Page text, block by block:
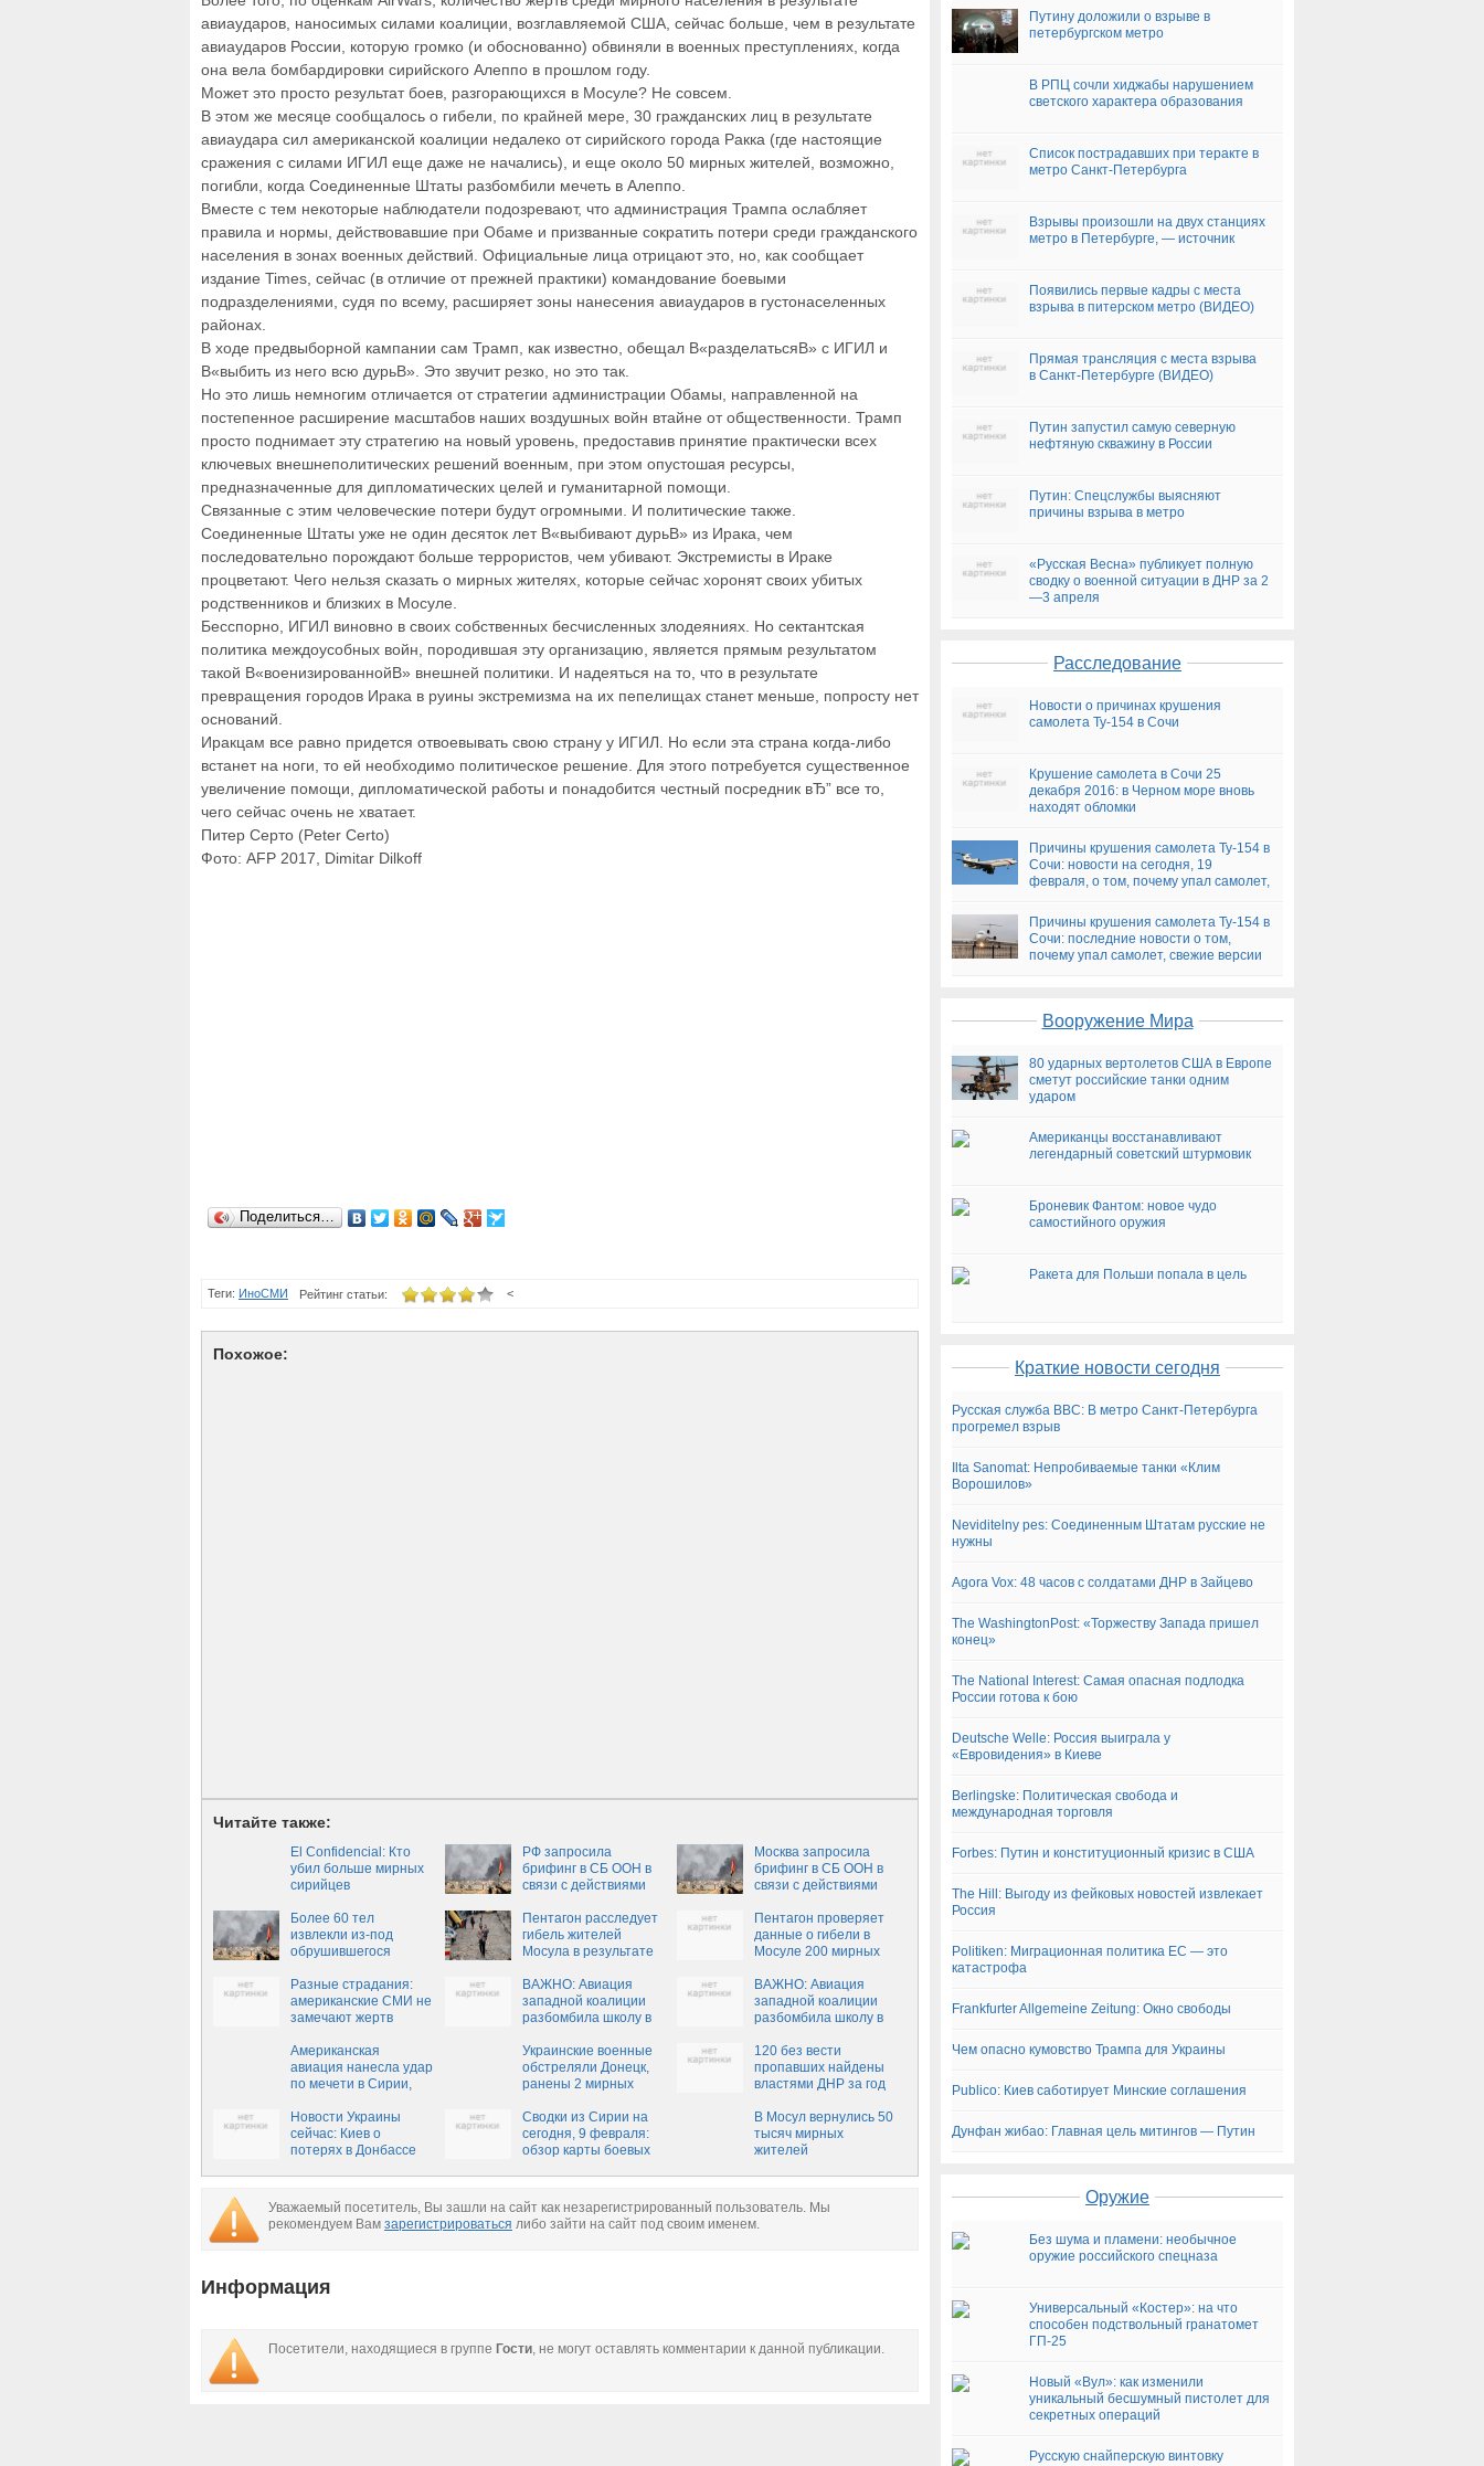
авиаударов, наносимых силами коалиции, возглавляемой США, сейчас больше, чем в результате
авиаударов России, которую громко (и обоснованно) обвиняли в военных преступлениях, когда
она вела бомбардировки сирийского Алеппо в прошлом году.
Может это просто результат боев, разгорающихся в Мосуле? Не совсем.
В этом же месяце сообщалось о гибели, по крайней мере, 30 гражданских лиц в результате
авиаудара сил американской коалиции недалеко от сирийского города Ракка (где настоящие
сражения с силами ИГИЛ еще даже не начались), и еще около 50 мирных жителей, возможно,
погибли, когда Соединенные Штаты разбомбили мечеть в Алеппо.
Вместе с тем некоторые наблюдатели подозревают, что администрация Трампа ослабляет
правила и нормы, действовавшие при Обаме и призванные сократить потери среди гражданского
населения в зонах военных действий. Официальные лица отрицают это, но, как сообщает
издание Times, сейчас (в отличие от прежней практики) командование боевыми
подразделениями, судя по всему, расширяет зоны нанесения авиаударов в густонаселенных
районах.
В ходе предвыборной кампании сам Трамп, как известно, обещал В«разделатьсяВ» с ИГИЛ и
В«выбить из него всю дурьВ». Это звучит резко, но это так.
Но это лишь немногим отличается от стратегии администрации Обамы, направленной на
постепенное расширение масштабов наших воздушных войн втайне от общественности. Трамп
просто поднимает эту стратегию на новый уровень, предоставив принятие практически всех
ключевых внешнеполитических решений военным, при этом опустошая ресурсы,
предназначенные для дипломатических целей и гуманитарной помощи.
Связанные с этим человеческие потери будут огромными. И политические также.
Соединенные Штаты уже не один десяток лет В«выбивают дурьВ» из Ирака, чем
последовательно порождают больше террористов, чем убивают. Экстремисты в Ираке
процветают. Чего нельзя сказать о мирных жителях, которые сейчас хоронят своих убитых
родственников и близких в Мосуле.
Бесспорно, ИГИЛ виновно в своих собственных бесчисленных злодеяниях. Но сектантская
политика междоусобных войн, породившая эту организацию, является прямым результатом
такой В«военизированнойВ» внешней политики. И надеяться на то, что в результате
превращения городов Ирака в руины экстремизма на их пепелищах станет меньше, попросту нет
оснований.
Иракцам все равно придется отвоевывать свою страну у ИГИЛ. Но если эта страна когда-либо
встанет на ноги, то ей необходимо политическое решение. Для этого потребуется существенное
увеличение помощи, дипломатической работы и понадобится честный посредник вЂ” все то,
чего сейчас очень не хватает.
Питер Серто (Peter Certo)
Фото: AFP 2017, Dimitar Dilkoff
Поделиться…
Теги: ИноСМИ <
Рейтинг статьи:
Похожое:
Читайте также:
El Confidencial: Кто
убил больше мирных
сирийцев
РФ запросила
брифинг в СБ ООН в
связи с действиями
Москва запросила
брифинг в СБ ООН в
связи с действиями
Более 60 тел
извлекли из-под
обрушившегося
Пентагон расследует
гибель жителей
Мосула в результате
Пентагон проверяет
данные о гибели в
Мосуле 200 мирных
Разные страдания:
американские СМИ не
замечают жертв
(ВИДЕО)
ВАЖНО: Авиация
западной коалиции
разбомбила школу в
погибших
ВАЖНО: Авиация
западной коалиции
разбомбила школу в
десятки погибших
Американская
авиация нанесла удар
по мечети в Сирии,
(ВИДЕО, ФОТО 18+)
Украинские военные
обстреляли Донецк,
ранены 2 мирных
120 без вести
пропавших найдены
властями ДНР за год
Новости Украины
сейчас: Киев о
потерях в Донбассе
Сводки из Сирии на
сегодня, 9 февраля:
обзор карты боевых
В Мосул вернулись 50
тысяч мирных
жителей
Уважаемый посетитель, Вы зашли на сайт как незарегистрированный пользователь. Мы
рекомендуем Вам зарегистрироваться либо зайти на сайт под своим именем.
Информация
Посетители, находящиеся в группе Гости, не могут оставлять комментарии к данной публикации.
Путину доложили о взрыве в
петербургском метро
В РПЦ сочли хиджабы нарушением
светского характера образования
Список пострадавших при теракте в
метро Санкт-Петербурга
Взрывы произошли на двух станциях
метро в Петербурге, — источник
Появились первые кадры с места
взрыва в питерском метро (ВИДЕО)
Прямая трансляция с места взрыва
в Санкт-Петербурге (ВИДЕО)
Путин запустил самую северную
нефтяную скважину в России
Путин: Спецслужбы выясняют
причины взрыва в метро
«Русская Весна» публикует полную
сводку о военной ситуации в ДНР за 2
—3 апреля
Расследование
Новости о причинах крушения
самолета Ту-154 в Сочи
Крушение самолета в Сочи 25
декабря 2016: в Черном море вновь
находят обломки
Причины крушения самолета Ту-154 в
Сочи: новости на сегодня, 19
февраля, о том, почему упал самолет,
Причины крушения самолета Ту-154 в
Сочи: последние новости о том,
почему упал самолет, свежие версии
Вооружение Мира
80 ударных вертолетов США в Европе
сметут российские танки одним
ударом
Американцы восстанавливают
легендарный советский штурмовик
Броневик Фантом: новое чудо
самостийного оружия
Ракета для Польши попала в цель
Краткие новости сегодня
Русская служба BBC: В метро Санкт-Петербурга
прогремел взрыв
Ilta Sanomat: Непробиваемые танки «Клим
Ворошилов»
Neviditelny pes: Соединенным Штатам русские не
нужны
Agora Vox: 48 часов с солдатами ДНР в Зайцево
The WashingtonPost: «Торжеству Запада пришел
конец»
The National Interest: Самая опасная подлодка
России готова к бою
Deutsche Welle: Россия выиграла у
«Евровидения» в Киеве
Berlingske: Политическая свобода и
международная торговля
Forbes: Путин и конституционный кризис в США
The Hill: Выгоду из фейковых новостей извлекает
Россия
Politiken: Миграционная политика ЕС — это
катастрофа
Frankfurter Allgemeine Zeitung: Окно свободы
Чем опасно кумовство Трампа для Украины
Publico: Киев саботирует Минские соглашения
Дунфан жибао: Главная цель митингов — Путин
Оружие
Без шума и пламени: необычное
оружие российского спецназа
Универсальный «Костер»: на что
способен подствольный гранатомет
ГП-25
Новый «Вул»: как изменили
уникальный бесшумный пистолет для
секретных операций
Русскую снайперскую винтовку